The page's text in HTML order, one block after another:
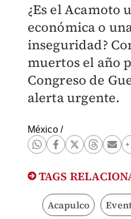
¿Es el Acamoto
económica o
inseguridad?
muertos el año
Congreso de
alerta urgente.
México/
TAGS
Acapulco